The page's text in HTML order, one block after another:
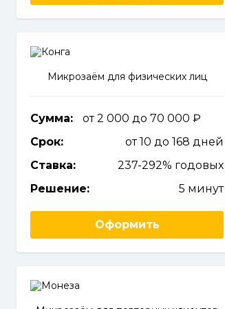
Микрозаём для физических лиц
Сумма:
от 2 000 до 70 000
Срок:
от 10 до 168 дней
Ставка:
237-292% годовых
Решение:
5 минут
Оформить